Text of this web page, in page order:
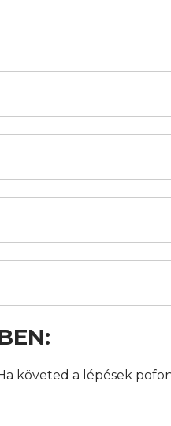
követed a lépések